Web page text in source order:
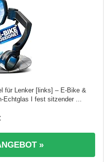
für Lenker [links] – E-Bike &
Echtglas I fest sitzender ...
»